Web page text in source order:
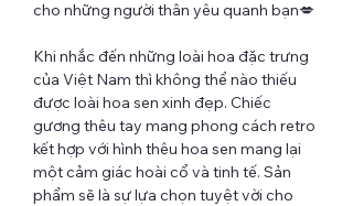
cho những người thân yêu quanh bạn💋
Khi nhắc đến những loài hoa đặc trưng
của Việt Nam thì không thể nào thiếu
được loài hoa sen xinh đẹp. Chiếc
gương thêu tay mang phong cách retro
kết hợp với hình thêu hoa sen mang lại
một cảm giác hoài cổ và tinh tế. Sản
phẩm sẽ là sự lựa chọn tuyệt vời cho